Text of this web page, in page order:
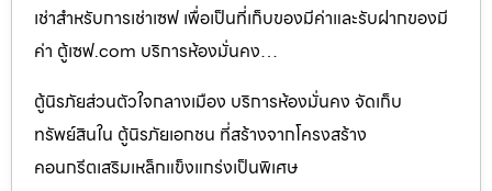
เช่าสำหรับการเช่าเซฟ เพื่อเป็นที่เก็บของมีค่าและรับฝากของมี
ค่า ตู้เซฟ.com บริการห้องมั่นคง…
ตู้นิรภัยส่วนตัวใจกลางเมือง บริการห้องมั่นคง จัดเก็บ
ทรัพย์สินใน ตู้นิรภัยเอกชน ที่สร้างจากโครงสร้าง
คอนกรีตเสริมเหล็กแข็งแกร่งเป็นพิเศษ